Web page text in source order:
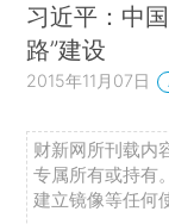
习近平：中
路”建设
2015年11月07日
财新网所刊载内
专属所有或持有
建立镜像等任何